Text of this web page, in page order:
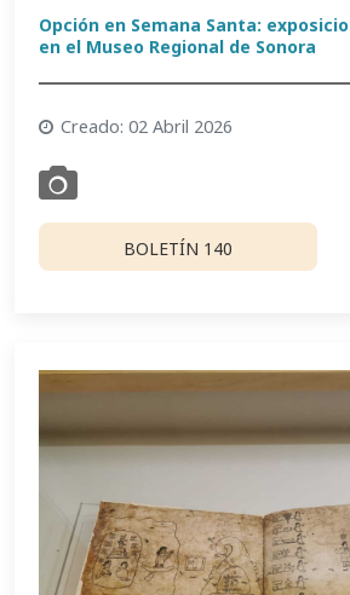
Opción en Semana Santa:
en el Museo Regional de Sonora
Creado: 02 Abril 2026
BOLETÍN 140